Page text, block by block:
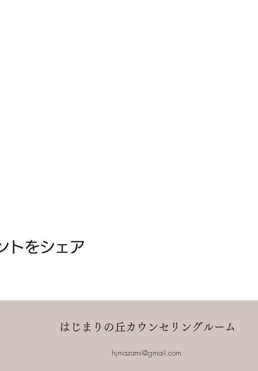
トをシェア
はじまりの丘カウンセリングルーム
hjmazami@gmail.com